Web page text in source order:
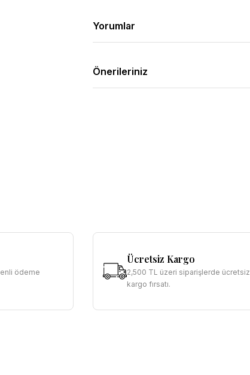
Yorumlar
Önerileriniz
ödeme
Ücretsiz Kargo
2,500 TL üzeri siparişlerde ücretsiz
kargo fırsatı.